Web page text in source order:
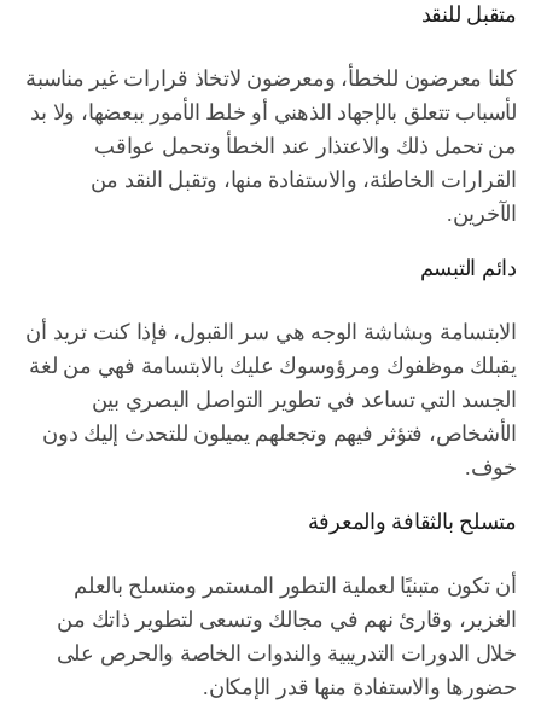
متقبل للنقد
كلنا معرضون للخطأ، ومعرضون لاتخاذ قرارات غير مناسبة
لأسباب تتعلق بالإجهاد الذهني أو خلط الأمور ببعضها، ولا بد
من تحمل ذلك والاعتذار عند الخطأ وتحمل عواقب
القرارات الخاطئة، والاستفادة منها، وتقبل النقد من
الآخرين.
دائم التبسم
الابتسامة وبشاشة الوجه هي سر القبول، فإذا كنت تريد أن
يقبلك موظفوك ومرؤوسوك عليك بالابتسامة فهي من لغة
الجسد التي تساعد في تطوير التواصل البصري بين
الأشخاص، فتؤثر فيهم وتجعلهم يميلون للتحدث إليك دون
خوف.
متسلح بالثقافة والمعرفة
أن تكون متبنيًا لعملية التطور المستمر ومتسلح بالعلم
الغزير، وقارئ نهم في مجالك وتسعى لتطوير ذاتك من
خلال الدورات التدريبية والندوات الخاصة والحرص على
حضورها والاستفادة منها قدر الإمكان.